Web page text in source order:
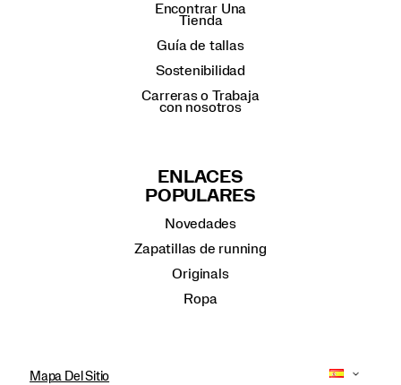
Encontrar Una
Tienda
Guía de tallas
Sostenibilidad
Carreras o Trabaja
con nosotros
ENLACES
POPULARES
Novedades
Zapatillas de running
Originals
Ropa
Mapa Del Sitio